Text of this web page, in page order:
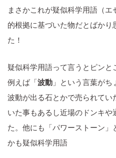
まさかこれが疑似科学用語（
的根拠に基づいた物だとばかり
た！
疑似科学用語って言うとピンと
例えば「波動 」という言葉が
波動が出る石とかで売られてい
いた事もあるし近場のドンキや
た。他にも「パワーストーン
かも疑似科学用語